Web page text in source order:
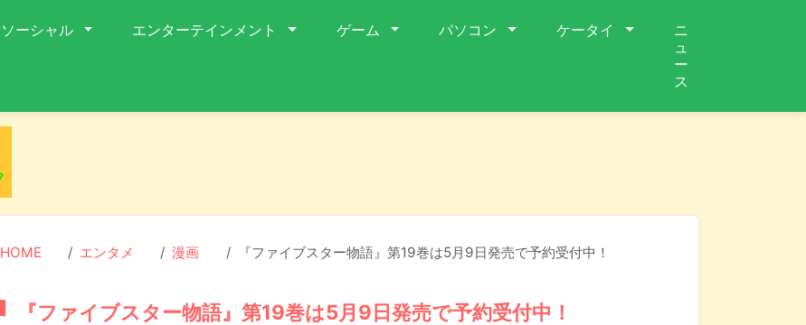
ソーシャル エンターテインメント ゲーム パソコン ケータイ
ニ
ュ
ー
ス
HOME エンタメ 漫画 『ファイブスター物語』第19巻は5月9日発売で予約受付中！
『ファイブスター物語』第19巻は5月9日発売で予約受付中！